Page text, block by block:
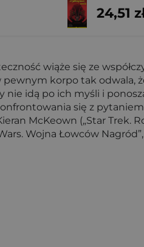
24,51
wiąże się ze
korpo tak odwala,
nie idą po ich myśli i
się z
McKeown („Star Trek.
Wojna Łowców